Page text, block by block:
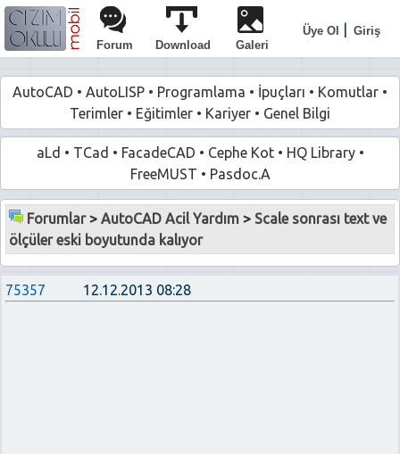
Üye Ol
Giriş
Forum
Download Galeri
AutoCAD • AutoLISP • Programlama • İpuçları • Komutlar •
Terimler • Eğitimler • Kariyer • Genel Bilgi
aLd • TCad • FacadeCAD • Cephe Kot• HQ Library•
FreeMUST • Pasdoc.A
Forumlar>AutoCAD Acil Yardım >Scale sonrası text ve
ölçüler eski boyutunda kalıyor
75357 12.12.2013 08:28